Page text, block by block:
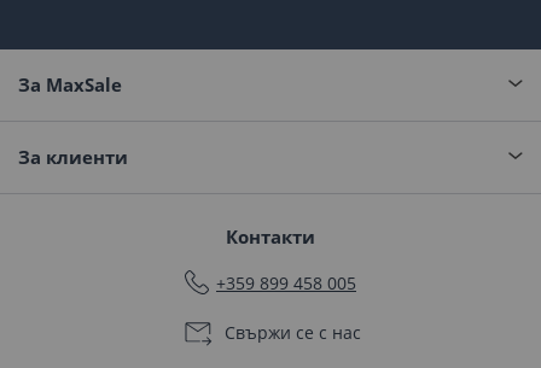
За MaxSale
За клиенти
Контакти
+359 899 458 005
Свържи се с нас